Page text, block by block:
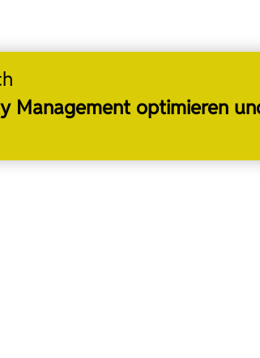
Management optimieren